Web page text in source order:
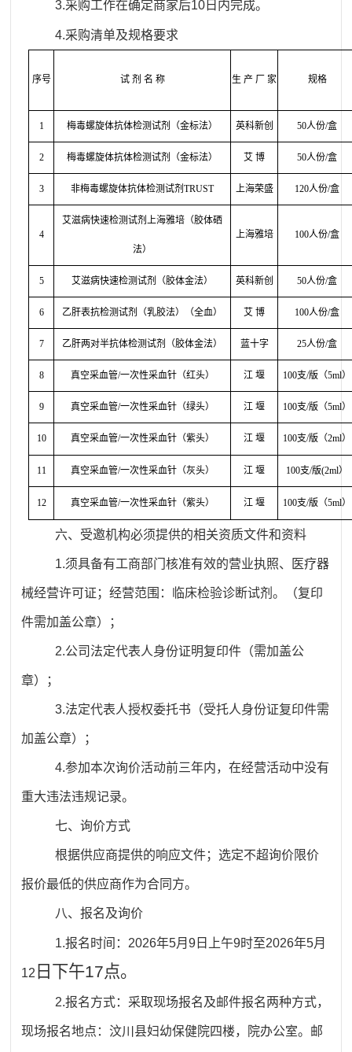
3.采购工作在确定商家后10日内完成。
4.采购清单及规格要求
序号 试 剂 名 称 生 产 厂 家 规格
1 梅毒螺旋体抗体检测试剂（金标法） 英科新创 50人份/盒
2 梅毒螺旋体抗体检测试剂（金标法） 艾 博 50人份/盒
3 非梅毒螺旋体抗体检测试剂TRUST 上海荣盛 120人份/盒
4
艾滋病快速检测试剂上海雅培（胶体硒
法）
上海雅培 100人份/盒
5 艾滋病快速检测试剂（胶体金法） 英科新创 50人份/盒
6 乙肝表抗检测试剂（乳胶法）（全血） 艾 博 100人份/盒
7 乙肝两对半抗体检测试剂（胶体金法） 蓝十字 25人份/盒
8 真空采血管/一次性采血针（红头） 江 堰 100支/版（5ml）
9 真空采血管/一次性采血针（绿头） 江 堰 100支/版（5ml）
10 真空采血管/一次性采血针（紫头） 江 堰 100支/版（2ml）
11 真空采血管/一次性采血针（灰头） 江 堰 100支/版(2ml）
12 真空采血管/一次性采血针（紫头） 江 堰 100支/版（5ml）
六、 受邀机构必须提供的相关资质文件和资料
1.须具备有工商部门核准有效的营业执照、医疗器
械经营许可证；经营范围：临床检验诊断试剂。（复印
件需加盖公章）；
2.公司法定代表人身份证明复印件（需加盖公
章）；
3.法定代表人授权委托书（受托人身份证复印件需
加盖公章）；
4.参加本次询价活动前三年内，在经营活动中没有
重大违法违规记录。
七、询价方式
根据供应商提供的响应文件；选定不超询价限价
报价最低的供应商作为合同方。
八、报名及询价
1.报名时间： 2026年5月 9日上午9时至2026年5月
12 日下午17点。
2.报名方式： 采取现场报名及邮件报名两种方式，
现场报名地点：汶川县妇幼保健院四楼，院办公室。邮